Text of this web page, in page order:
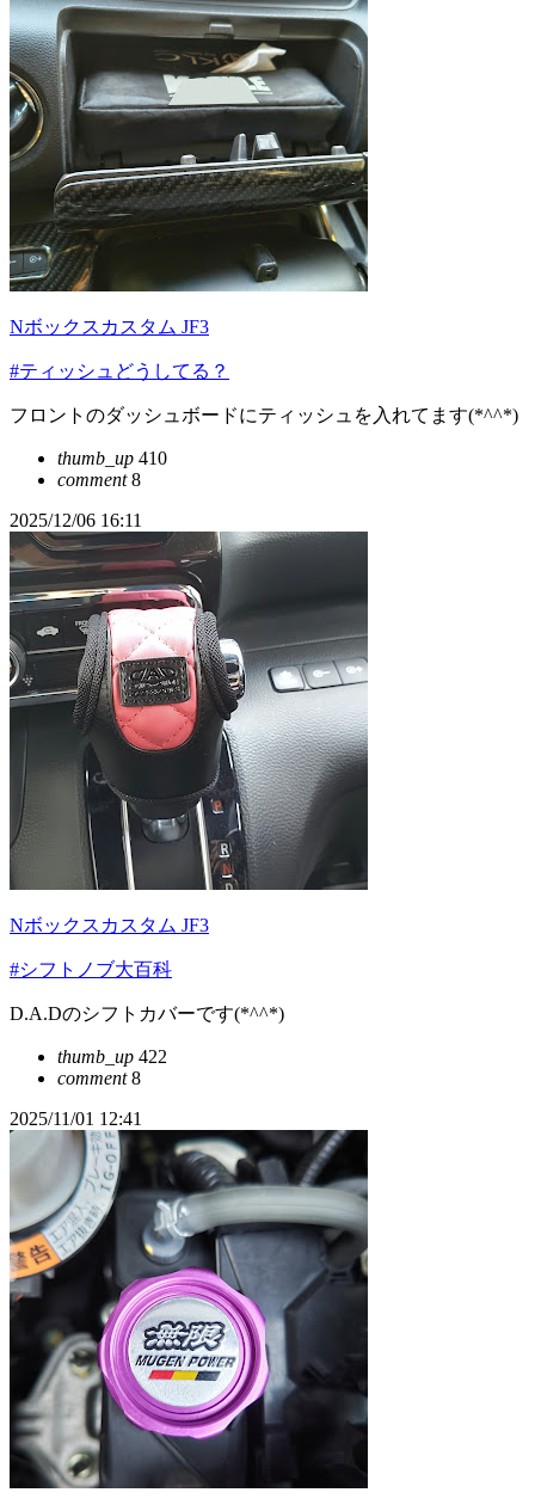
Nボックスカスタム JF3
#ティッシュどうしてる？
フロントのダッシュボードにティッシュを入れてます(*^^*)
thumb_up 410
comment8
2025/12/06 16:11
Nボックスカスタム JF3
#シフトノブ大百科
D.A.Dのシフトカバーです(*^^*)
thumb_up 422
comment8
2025/11/01 12:41